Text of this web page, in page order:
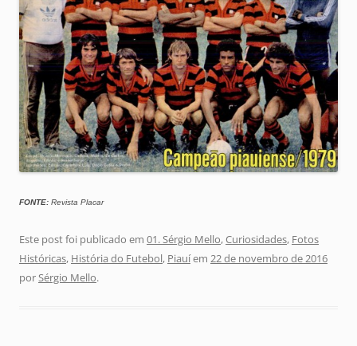
FONTE: Revista Placar
Este post foi publicado em 01. Sérgio Mello,Curiosidades, Fotos
Históricas, História do Futebol, Piauíem 22 de novembro de 2016
porSérgio Mello.